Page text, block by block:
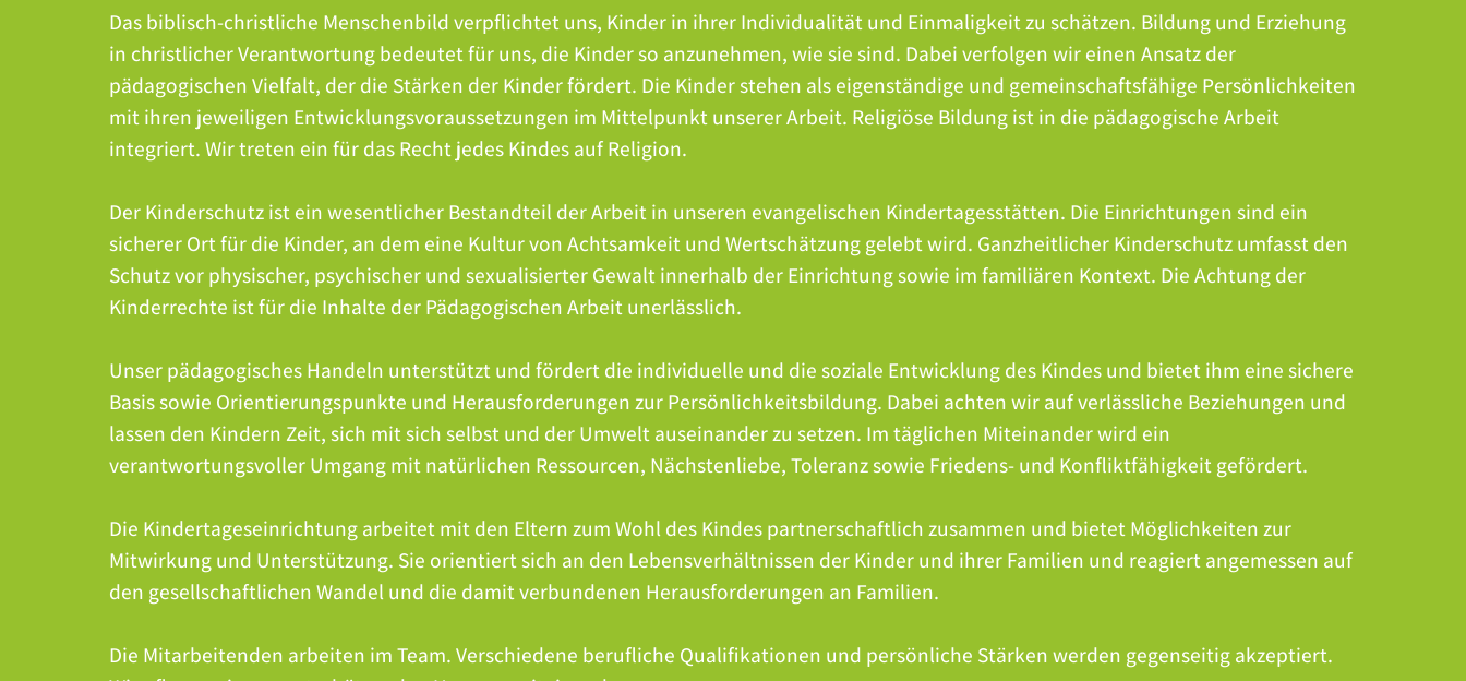
Das biblisch-christliche Menschenbild verpflichtet uns, Kinder in ihrer Individualität und Einmaligkeit zu schätzen. Bildung und Erziehung
in christlicher Verantwortung bedeutet für uns, die Kinder so anzunehmen, wie sie sind. Dabei verfolgen wir einen Ansatz der
pädagogischen Vielfalt, der die Stärken der Kinder fördert. Die Kinder stehen als eigenständige und gemeinschaftsfähige Persönlichkeiten
mit ihren jeweiligen Entwicklungsvoraussetzungen im Mittelpunkt unserer Arbeit. Religiöse Bildung ist in die pädagogische Arbeit
integriert. Wir treten ein für das Recht jedes Kindes auf Religion.
Der Kinderschutz ist ein wesentlicher Bestandteil der Arbeit in unseren evangelischen Kindertagesstätten. Die Einrichtungen sind ein
sicherer Ort für die Kinder, an dem eine Kultur von Achtsamkeit und Wertschätzung gelebt wird. Ganzheitlicher Kinderschutz umfasst den
Schutz vor physischer, psychischer und sexualisierter Gewalt innerhalb der Einrichtung sowie im familiären Kontext. Die Achtung der
Kinderrechte ist für die Inhalte der Pädagogischen Arbeit unerlässlich.
Unser pädagogisches Handeln unterstützt und fördert die individuelle und die soziale Entwicklung des Kindes und bietet ihm eine sichere
Basis sowie Orientierungspunkte und Herausforderungen zur Persönlichkeitsbildung. Dabei achten wir auf verlässliche Beziehungen und
lassen den Kindern Zeit, sich mit sich selbst und der Umwelt auseinander zu setzen. Im täglichen Miteinander wird ein
verantwortungsvoller Umgang mit natürlichen Ressourcen, Nächstenliebe, Toleranz sowie Friedens- und Konfliktfähigkeit gefördert.
Die Kindertageseinrichtung arbeitet mit den Eltern zum Wohl des Kindes partnerschaftlich zusammen und bietet Möglichkeiten zur
Mitwirkung und Unterstützung. Sie orientiert sich an den Lebensverhältnissen der Kinder und ihrer Familien und reagiert angemessen auf
den gesellschaftlichen Wandel und die damit verbundenen Herausforderungen an Familien.
Die Mitarbeitenden arbeiten im Team. Verschiedene berufliche Qualifikationen und persönliche Stärken werden gegenseitig akzeptiert.